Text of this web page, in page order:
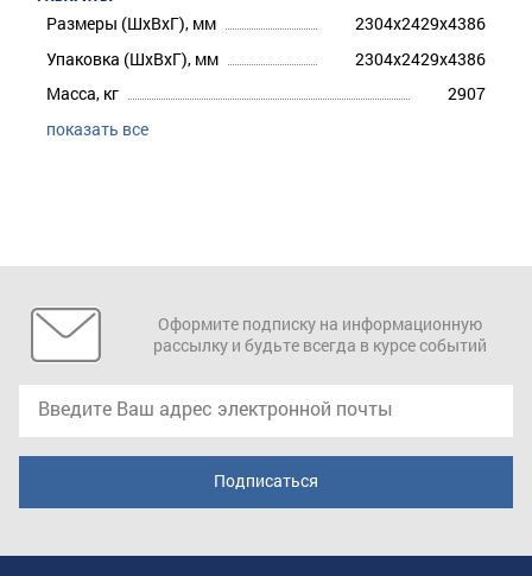
Размеры (ШхВхГ), мм
2304x2429x4386
Упаковка (ШхВхГ), мм
2304x2429x4386
Масса, кг
2907
показать все
Оформите подписку на информационную
рассылку и будьте всегда в курсе событий